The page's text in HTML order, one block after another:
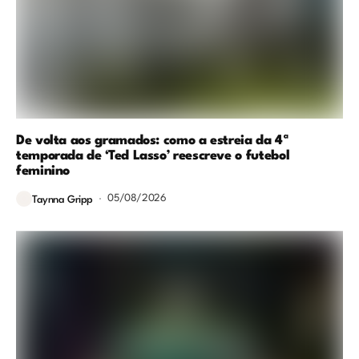
De volta aos gramados: como a estreia da 4ª
temporada de ‘Ted Lasso’ reescreve o futebol
feminino
Taynna Gripp 05/08/2026